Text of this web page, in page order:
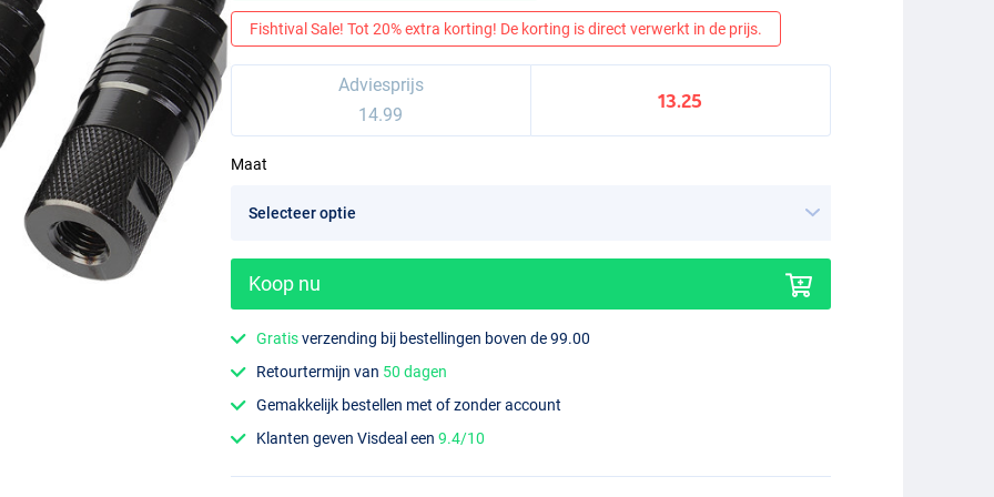
Fishtival Sale! Tot 20% extra korting! De korting is direct verwerkt in de prijs.
Adviesprijs
14.99
13.25
Maat
Koop nu
Gratisverzending bij bestellingen boven de 99.00
Retourtermijn van 50 dagen
Gemakkelijk bestellen met of zonder account
Klanten geven Visdeal een9.4/10